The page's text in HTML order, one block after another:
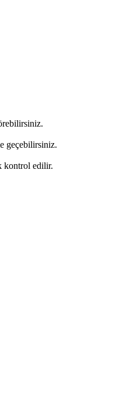
geçebilirsiniz.
kontrol edilir.